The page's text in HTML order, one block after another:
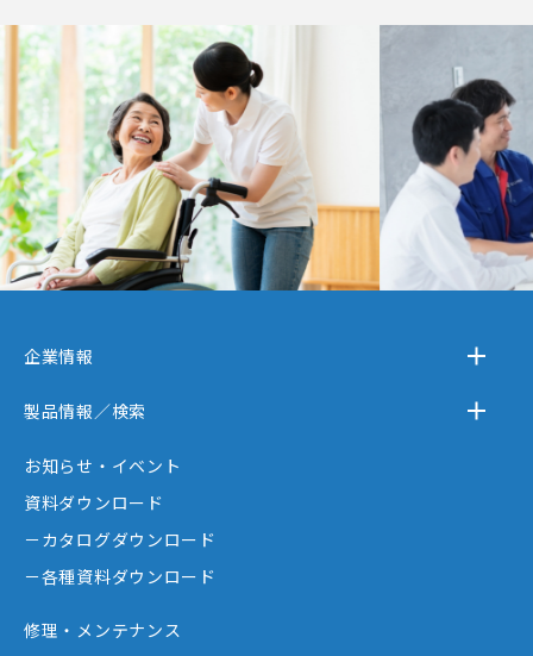
企業情報
－企業情報
－テクノスジャパンが選ばれる理由
－創業者大西秀憲ヒストリー
製品情報／検索
お知らせ・イベント
資料ダウンロード
－カタログダウンロード
－各種資料ダウンロード
修理・メンテナンス